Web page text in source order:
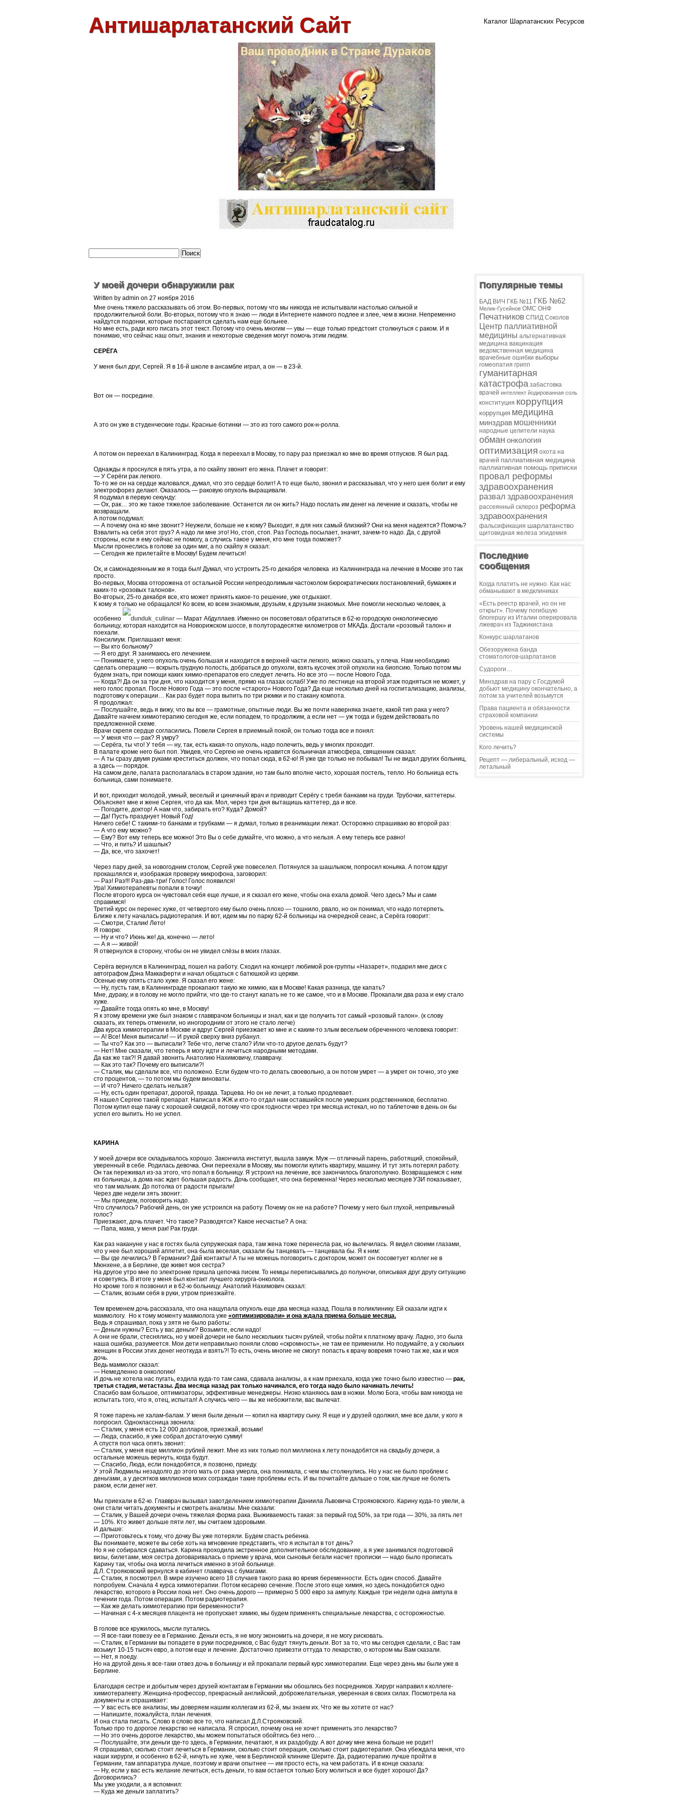
Антишарлатанский Сайт Каталог Шарлатанских Ресурсов
У моей дочери обнаружили рак
Written by admin on 27 ноября 2016
Мне очень тяжело рассказывать об этом. Во-первых, потому что мы никогда не испытывали настолько сильной и
продолжительной боли. Во-вторых, потому что я знаю — люди в Интернете намного подлее и злее, чем в жизни. Непременно
найдутся подонки, которые постараются сделать нам еще больнее.
Но мне есть, ради кого писать этот текст. Потому что очень многим — увы — еще только предстоит столкнуться с раком. И я
понимаю, что сейчас наш опыт, знания и некоторые сведения могут помочь этим людям.
СЕРЁГА
У меня был друг, Сергей. Я в 16-й школе в ансамбле играл, а он — в 23-й.
Вот он — посредине.
А это он уже в студенческие годы. Красные ботинки — это из того самого рок-н-ролла.
А потом он переехал в Калининград. Когда я переехал в Москву, то пару раз приезжал ко мне во время отпусков. Я был рад.
Однажды я проснулся в пять утра, а по скайпу звонит его жена. Плачет и говорит:
— У Серёги рак легкого.
То-то же он на сердце жаловался, думал, что это сердце болит! А то еще было, звонил и рассказывал, что у него шея болит и ему
электрофорез делают. Оказалось — раковую опухоль выращивали.
Я подумал в первую секунду:
— Ох, рак… это же такое тяжелое заболевание. Останется ли он жить? Надо послать им денег на лечение и сказать, чтобы не
возвращали.
А потом подумал:
— А почему она ко мне звонит? Неужели, больше не к кому? Выходит, я для них самый близкий? Они на меня надеятся? Помочь?
Взвалить на себя этот груз? А надо ли мне это! Но, стоп, стоп. Раз Господь посылает, значит, зачем-то надо. Да, с другой
стороны, если я ему сейчас не помогу, а случись такое у меня, кто мне тогда поможет?
Мысли пронеслись в голове за один миг, а по скайпу я сказал:
— Сегодня же прилетайте в Москву! Будем лечиться!
Ох, и самонадеянным же я тогда был! Думал, что устроить 25-го декабря человека из Калининграда на лечение в Москве это так
просто.
Во-первых, Москва отгорожена от остальной России непреодолимым частоколом бюрократических постановлений, бумажек и
каких-то «розовых талонов».
Во-вторых, 25-го декабря все, кто может принять какое-то решение, уже отдыхают.
К кому я только не обращался! Ко всем, ко всем знакомым, друзьям, к друзьям знакомых. Мне помогли несколько человек, а
особенно dunduk_culinar — Марат Абдуллаев. Именно он посоветовал обратиться в 62-ю городскую онкологическую
больницу, которая находится на Новорижском шоссе, в полуторадесятке километров от МКАДа. Достали «розовый талон» и
поехали.
Консилиум. Приглашают меня:
— Вы кто больному?
— Я его друг. Я занимаюсь его лечением.
— Понимаете, у него опухоль очень большая и находится в верхней части легкого, можно сказать, у плеча. Нам необходимо
сделать операцию — вскрыть грудную полость, добраться до опухоли, взять кусочек этой опухоли на биопсию. Только потом мы
будем знать, при помощи каких химио-препаратов его следует лечить. Но все это — после Нового Года.
— Когда?! Да он за три дня, что находится у меня, прямо на глазах ослаб! Уже по лестнице на второй этаж подняться не может, у
него голос пропал. После Нового Года — это после «старого» Нового Года? Да еще несколько дней на госпитализацию, анализы,
подготовку к операции… Как раз будет пора выпить по три рюмки и по стакану компота.
Я продолжал:
— Послушайте, ведь я вижу, что вы все — грамотные, опытные люди. Вы же почти наверняка знаете, какой тип рака у него?
Давайте начнем химиотерапию сегодня же, если попадем, то продолжим, а если нет — уж тогда и будем действовать по
предложенной схеме.
Врачи скрепя сердце согласились. Повели Сергея в приемный покой, он только тогда все и понял:
— У меня что — рак? Я умру?
— Серёга, ты что! У тебя — ну, так, есть какая-то опухоль, надо полечить, ведь у многих проходит.
В палате кроме него был поп. Увидев, что Сергею не очень нравится больничная атмосфера, священник сказал:
— А ты сразу двумя руками креститься должен, что попал сюда, в 62-ю! Я уже где только не побывал! Ты не видал других больниц,
а здесь — порядок.
На самом деле, палата располагалась в старом здании, но там было вполне чисто, хорошая постель, тепло. Но больница есть
больница, сами понимаете.
И вот, приходит молодой, умный, веселый и циничный врач и приводит Серёгу с требя банками на груди. Трубочки, каттетеры.
Объясняет мне и жене Сергея, что да как. Мол, через три дня вытащишь каттетер, да и все.
— Погодите, доктор! А нам что, забирать его? Куда? Домой?
— Да! Пусть празднует Новый Год!
Ничего себе! С такими-то банками и трубками — я думал, только в реанимации лежат. Осторожно спрашиваю во второй раз:
— А что ему можно?
— Ему? Вот ему теперь все можно! Это Вы о себе думайте, что можно, а что нельзя. А ему теперь все равно!
— Что, и пить? И шашлык?
— Да, все, что захочет!
Через пару дней, за новогодним столом, Сергей уже повеселел. Потянулся за шашлыком, попросил коньяка. А потом вдруг
прокашлялся и, изображая проверку микрофона, заговорил:
— Раз! Раз!!! Раз-два-три! Голос! Голос появился!
Ура! Химиотерапевты попали в точку!
После второго курса он чувстовал себя еще лучше, и я сказал его жене, чтобы она ехала домой. Чего здесь? Мы и сами
справимся!
Третий курс он перенес хуже, от четвертого ему было очень плохо — тошнило, рвало, но он понимал, что надо потерпеть.
Ближе к лету началась радиотерапия. И вот, идем мы по парку 62-й больницы на очередной сеанс, а Серёга говорит:
— Смотри, Сталик! Лето!
Я говорю:
— Ну и что? Июнь же! да, конечно — лето!
— А я — живой!
Я отвернулся в сторону, чтобы он не увидел слёзы в моих глазах.
Серёга вернулся в Калининград, пошел на работу. Сходил на концерт любимой рок-группы «Назарет», подарил мне диск с
автографом Дэна Маккаферти и начал общаться с батюшкой из церкви.
Осенью ему опять стало хуже. Я сказал его жене:
— Ну, пусть там, в Калининграде прокапают такую же химию, как в Москве! Какая разница, где капать?
Мне, дураку, и в голову не могло прийти, что где-то станут капать не то же самое, что и в Москве. Прокапали два раза и ему стало
хуже.
— Давайте тогда опять ко мне, в Москву!
Я к этому времени уже был знаком с главврачом больницы и знал, как и где получить тот самый «розовый талон». (к слову
сказать, их теперь отменили, но иногородним от этого не стало легче)
Два курса химиотерапии в Москве и вдруг Сергей приезжает ко мне и с каким-то злым весельем обреченного человека говорит:
— А! Все! Меня выписали! — И рукой сверху вниз рубанул.
— Ты что? Как это — выписали? Тебе что, легче стало? Или что-то другое делать будут?
— Нет! Мне сказали, что теперь я могу идти и лечиться народными методами.
Да как же так?! Я давай звонить Анатолию Нахимовичу, главврачу.
— Как это так? Почему его выписали?!
— Сталик, мы сделали все, что положено. Если будем что-то делать своевольно, а он потом умрет — а умрет он точно, это уже
сто процентов, — то потом мы будем виноваты.
— И что? Ничего сделать нельзя?
— Ну, есть один препарат, дорогой, правда. Тарцева. Но он не лечит, а только продлевает.
Я нашел Сергею такой препарат. Написал в ЖЖ и кто-то отдал нам оставшийся после умерших родственников, бесплатно.
Потом купил еще пачку с хорошей скидкой, потому что срок годности через три месяца истекал, но по таблеточке в день он бы
успел его выпить. Но не успел.
КАРИНА
У моей дочери все складывалось хорошо. Закончила институт, вышла замуж. Муж — отличный парень, работящий, спокойный,
уверенный в себе. Родилась девочка. Они переехали в Москву, мы помогли купить квартиру, машину. И тут зять потерял работу.
Он так переживал из-за этого, что попал в больницу. Я устроил на лечение, все закончилось благополучно. Возвращаемся с ним
из больницы, а дома нас ждет большая радость. Дочь сообщает, что она беременна! Через несколько месяцев УЗИ показывает,
что там мальчик. До потолка от радости прыгали!
Через две недели зять звонит:
— Мы приедем, поговорить надо.
Что случилось? Рабочий день, он уже устроился на работу. Почему он не на работе? Почему у него был глухой, непривычный
голос?
Приезжают, дочь плачет. Что такое? Разводятся? Какое несчастье? А она:
— Папа, мама, у меня рак! Рак груди.
Как раз накануне у нас в гостях была супружеская пара, там жена тоже перенесла рак, но вылечилась. Я видел своими глазами,
что у нее был хороший аппетит, она была веселая, сказали бы танцевать — танцевала бы. Я к ним:
— Вы где лечились? В Германии? Дай контакты! А ты не можешь поговорить с доктором, может он посоветует коллег не в
Мюнхене, а в Берлине, где живет моя сестра?
На другое утро мне по электронке пришла цепочка писем. То немцы переписывались до полуночи, описывая друг другу ситуацию
и советуясь. В итоге у меня был контакт лучшего хирурга-онколога.
Но кроме того я позвонил и в 62-ю больницу. Анатолий Нахимович сказал:
— Сталик, возьми себя в руки, утром приезжайте.
Тем временем дочь рассказала, что она нащупала опухоль еще два месяца назад. Пошла в поликлинику. Ей сказали идти к
маммологу. Но к тому моменту маммолога уже «оптимизировали» и она ждала приема больше месяца.
Ведь я спрашивал, пока у зятя не было работы:
— Деньги нужны? Есть у вас деньги? Возьмите, если надо!
А они не брали, стеснялись, но у моей дочери не было нескольких тысяч рублей, чтобы пойти к платному врачу. Ладно, это была
наша ошибка, разумеется. Мои дети неправильно поняли слово «скромность», не там ее применили. Но подумайте, а у скольких
женщин в России этих денег неоткуда и взять?! То есть, очень многие не смогут попасть к врачу вовремя точно так же, как и моя
дочь.
Ведь маммолог сказал:
— Немедленно в онкологию!
И дочь не хотела нас пугать, ездила куда-то там сама, сдавала анализы, а к нам приехала, когда уже точно было известно — рак,
третья стадия, метастазы. Два месяца назад рак только начинался, его тогда надо было начинать лечить!
Спасибо вам большое, оптимизаторы, эффективные менеджеры. Низко кланяюсь вам в ножки. Молю Бога, чтобы вам никогда не
испытать того, что я, отец, испытал! А случись чего — вы же небожители, вас вылечат.
Я тоже парень не халам-балам. У меня были деньги — копил на квартиру сыну. Я еще и у друзей одолжил, мне все дали, у кого я
попросил. Одноклассница звонила:
— Сталик, у меня есть 12 000 долларов, приезжай, возьми!
— Люда, спасибо, я уже собрал достаточную сумму!
А спустя пол часа опять звонит:
— Сталик, у меня еще миллион рублей лежит. Мне из них только пол миллиона к лету понадобятся на свадьбу дочери, а
остальные можешь вернуть, когда будут.
— Спасибо, Люда, если понадобятся, я позвоню, приеду.
У этой Людмилы незадолго до этого мать от рака умерла, она понимала, с чем мы столкнулись. Но у нас не было проблем с
деньгами, а у десятков миллионов моих сограждан такие проблемы есть. И вы почитайте дальше о том, как лучше не болеть
раком, если денег нет.
Мы приехали в 62-ю. Главврач вызывал завотделением химиотерапии Даниила Львовича Строяковского. Карину куда-то увели, а
они стали читать документы и смотреть анализы. Мне сказали:
— Сталик, у Вашей дочери очень тяжелая форма рака. Выживаемость такая: за первый год 50%, за три года — 30%, за пять лет
— 10%. Кто живет дольше пяти лет, мы считаем здоровыми.
И дальше:
— Приготовьтесь к тому, что дочку Вы уже потеряли. Будем спасть ребенка.
Вы понимаете, можете вы себе хоть на мгновение представить, что я испытал в тот день?
Но я не собирался сдаваться. Карина проходила экстренное дополнительное обследование, а я уже занимался подготовкой
визы, билетами, моя сестра договаривалась о приеме у врача, мои сыновья бегали насчет прописки — надо было прописать
Карину так, чтобы она могла лечиться именно в этой больнице.
Д.Л. Строяковский вернулся в кабинет главврача с бумагами.
— Сталик, я посмотрел. В мире изучено всего 18 случаев такого рака во время беременности. Есть один способ. Давайте
попробуем. Сначала 4 курса химиотерапии. Потом кесарево сечение. После этого еще химия, но здесь понадобится одно
лекарство, которого в России пока нет. Оно очень дорого — примерно 5 000 евро за ампулу. Каждые три недели одна ампула в
течении года. Потом операция. Потом радиотерапия.
— Как же делать химиотерапию при беременности?
— Начиная с 4-х месяцев плацента не пропускает химию, мы будем применять специальные лекарства, с осторожностью.
В голове все кружилось, мысли путались.
— Я все-таки повезу ее в Германию. Деньги есть, я не могу экономить на дочери, я не могу рисковать.
— Сталик, в Германии вы попадете в руки посредников, с Вас будут тянуть деньги. Вот за то, что мы сегодня сделали, с Вас там
возьмут 10-15 тысяч евро, а потом еще и лечение. Достаточно привезти оттуда то лекарство, о котором мы Вам сказали.
— Нет, я поеду.
Но на другой день я все-таки отвез дочь в больницу и ей прокапали первый курс химиотерапии. Еще через день мы были уже в
Берлине.
Благодаря сестре и добытым через друзей контактам в Германии мы обошлись без посредников. Хирург направил к коллеге-
химиотерапевту. Женщина-профессор, прекрасный английский, доброжелательная, уверенная в своих силах. Посмотрела на
документы и спрашивает:
— У вас есть все анализы, мы доверяем нашим коллегам из 62-й, мы знаем их. Что же вы хотите от нас?
— Напишите, пожалуйста, план лечения.
И она стала писать. Слово в слово все то, что написал Д.Л.Строяковский.
Только про то дорогое лекарство не написала. Я спросил, почему она не хочет применить это лекарство?
— Но это очень дорогое лекарство, мы можем попытаться обойтись без него…
— Послушайте, эти деньги где-то здесь, в Германии, печатают, я их раздобуду. А вот дочку мне жена больше не родит!
Я спрашивал, сколько стоит лечиться в Германии, сколько стоит операция, сколько стоит радиотерапия. Она убеждала меня, что
наши хирурги, и особенно в 62-й, ничуть не хуже, чем в Берлинской клинике Шерите. Да, радиотерапию лучше пройти в
Германии, там аппаратура лучше, поэтому и врачи опытнее — им просто есть, на чем работать. И в конце сказала:
— Ну, если у вас есть желание лечиться, есть деньги, то вам остается только Богу молиться и все будет хорошо! Да?
Договорились?
Мы уже уходили, а я вспомнил:
— Куда же деньги заплатить?
Популярные темы
БАД ВИЧ ГКБ №11 ГКБ №62
Мелик-Гусейнов ОМС ОНФ
Печатников СПИД Соколов
Центр паллиативной
медицины альтернативная
медицина вакцинация
ведомственная медицина
врачебные ошибки выборы
гомеопатия грипп
гуманитарная
катастрофа забастовка
врачей интеллект йодированная соль
конституция коррупция
коррупция медицина
минздрав мошенники
народные целители наука
обман онкология
оптимизация охота на
врачей паллиативная медицина
паллиативная помощь приписки
провал реформы
здравоохранения
развал здравоохранения
рассеянный склероз реформа
здравоохранения
фальсификация шарлатанство
щитовидная железа эпидемия
Последние
сообщения
Когда платить не нужно. Как нас
обманывают в медклиниках
«Есть реестр врачей, но он не
открыт». Почему погибшую
блогершу из Италии оперировала
лжеврач из Таджикистана
Конкурс шарлатанов
Обезоружена банда
стоматологов-шарлатанов
Судороги…
Минздрав на пару с Госдумой
добьют медицину окончательно, а
потом за учителей возьмутся
Права пациента и обязанности
страховой компании
Уровень нашей медицинской
системы
Кого лечить?
Рецепт — либеральный, исход —
летальный